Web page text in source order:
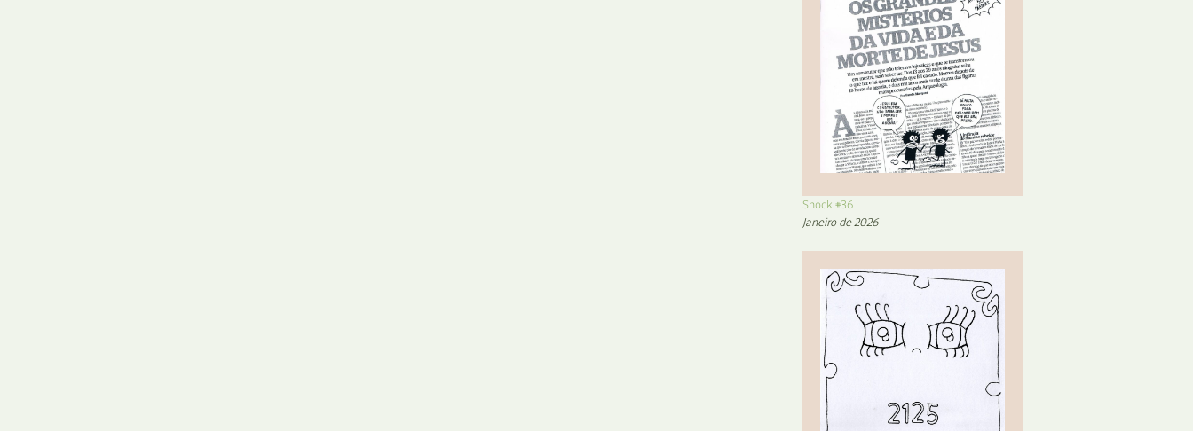
Shock #36
Janeiro de 2026